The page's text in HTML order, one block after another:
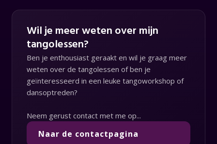
Wil je meer weten over mijn
tangolessen?
Ben je enthousiast geraakt en wil je graag meer
weten over de tangolessen of ben je
geïnteresseerd in een leuke tangoworkshop of
dansoptreden?
Neem gerust contact met me op...
Naar de contactpagina